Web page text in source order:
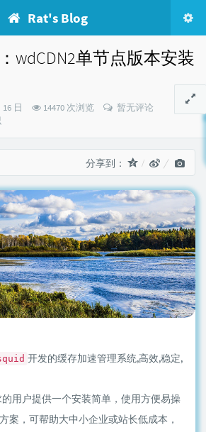
Rat's Blog
wdCDN2单节点版本安装
日 14470 次浏览
暂无评论
分享到：
开发的缓存加速管理系统,高效,稳定,
用户提供一个安装简单，使用方便易操
案，可帮助大中小企业或站长低成本，